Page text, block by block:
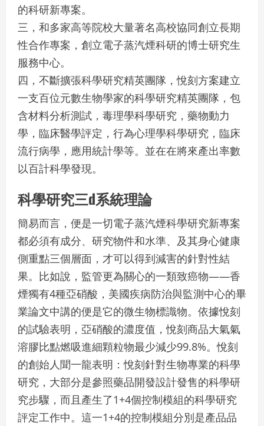
的科研新專案。
三，和多家高等院校大量著名高校協同創立長期
性合作專案，創立電子蒸汽煙科研的博士研究生
服務中心。
四，不斷擴張科學研究精英團隊，悅刻方案建立
一支百位元數生物學家的科學研究精英團隊，包
含材料分析測試，毒理學科學研究，藥物動力
學，臨床醫學評定，行為心理學科學研究，臨床
流行病學，應用統計學等。並在在將來產出率數
以百計科學發現。
科學研究三d系統理論
簡易而言，便是一切電子蒸汽煙科學研究新專案
都必須有成分、研究物件和水準、及其身心健康
側重點三個層面，才可以得到減害的針對性結
果。比如說，監管更為關心的一類致癌物——香
煙獨有4種亞硝酸，美國疾病防治與監測中心的畢
業論文中講的便是它的微生物標識物。依據悅刻
的試驗表明，亞硝酸的濃度值，悅刻商品大氣氣
溶膠比點燃吸進細顆粒物最少減少99.8%。悅刻
的創始人聞一龍表明：悅刻針對生物專業的科學
研究，大部分是參照藥品開發設計發售的科學研
究步驟，而且產生了1+4個控制模組的科學研究
評定工作中。這一1+4的控制模組分別是產品品